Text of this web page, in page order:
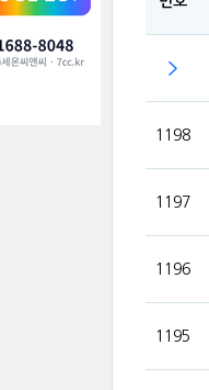
1198
1197
1196
1195